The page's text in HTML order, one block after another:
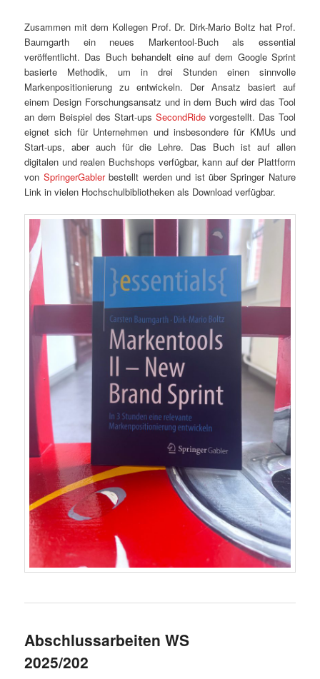
Zusammen mit dem Kollegen Prof. Dr. Dirk-Mario Boltz hat Prof.
Baumgarth ein neues Markentool-Buch als essential
veröffentlicht. Das Buch behandelt eine auf dem Google Sprint
basierte Methodik, um in drei Stunden einen sinnvolle
Markenpositionierung zu entwickeln. Der Ansatz basiert auf
einem Design Forschungsansatz und in dem Buch wird das Tool
an dem Beispiel des Start-ups SecondRide vorgestellt. Das Tool
eignet sich für Unternehmen und insbesondere für KMUs und
Start-ups, aber auch für die Lehre. Das Buch ist auf allen
digitalen und realen Buchshops verfügbar, kann auf der Plattform
von SpringerGablerbestellt werden und ist über Springer Nature
Link in vielen Hochschulbibliotheken als Download verfügbar.
Abschlussarbeiten WS
2025/202